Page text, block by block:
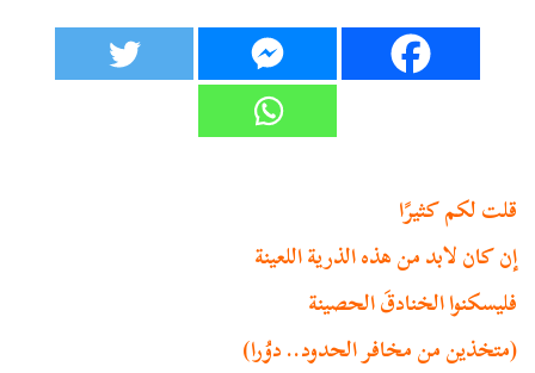
قلت لكم كثيرًا
إن كان لابد من هذه الذرية اللعينة
فليسكنوا الخنادقَ الحصينة
(متخذين من مخافر الحدود.. دوُرا)